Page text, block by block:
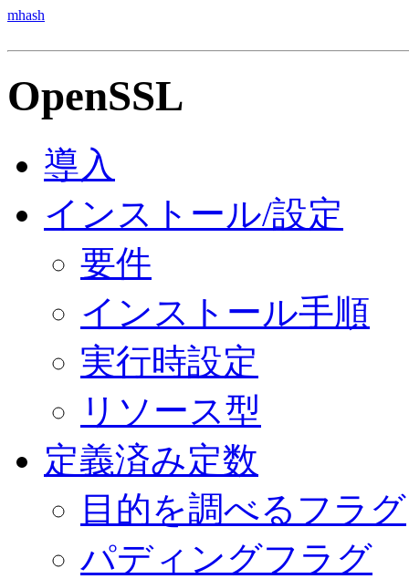
mhash
OpenSSL
導入
インストール/設定
要件
インストール手順
実行時設定
リソース型
定義済み定数
目的を調べるフラグ
パディングフラグ